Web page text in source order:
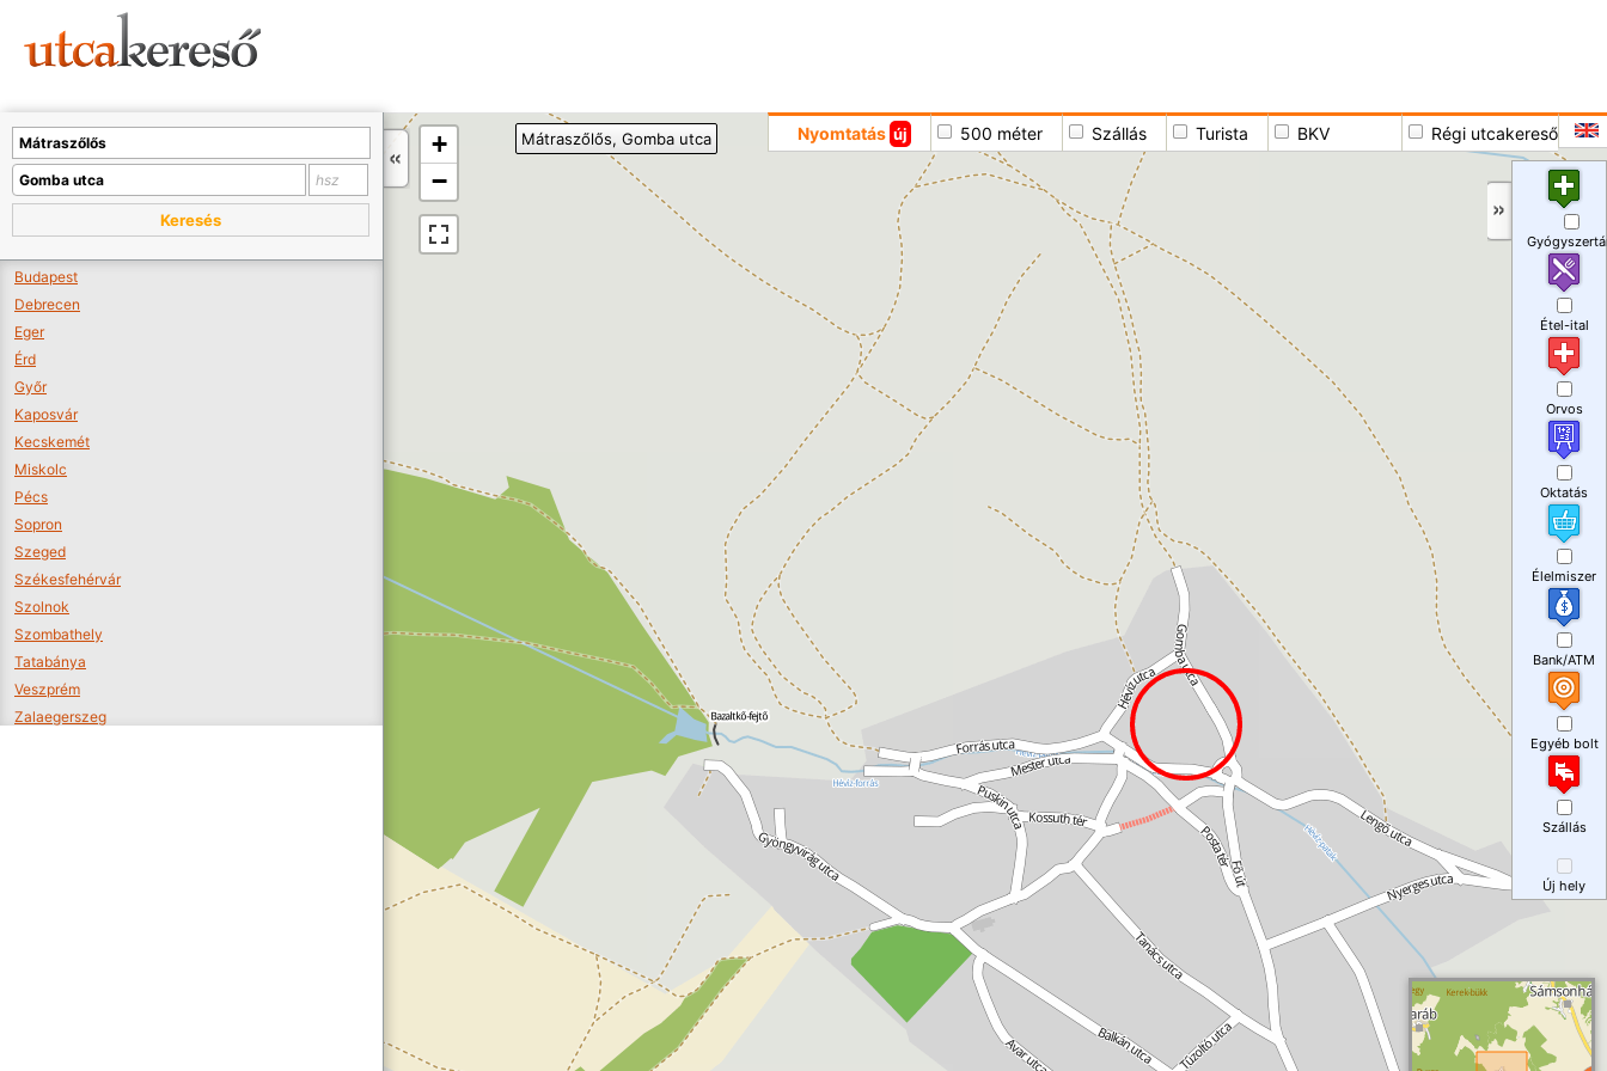
+
−
Nyomtatás új 500 méter Szállás Turista BKV Régi utcakereső
Mátraszőlős, Gomba utca
Keresés
Budapest
Debrecen
Eger
Érd
Győr
Kaposvár
Kecskemét
Miskolc
Pécs
Sopron
Szeged
Székesfehérvár
Szolnok
Szombathely
Tatabánya
Veszprém
Zalaegerszeg
Étel-ital
Orvos
Oktatás
Élelmiszer
Bank/ATM
Egyéb bolt
Szállás
Új hely
A térképet kicsinyíteni kell, hogy látszódjanak a boltok.
Boltok látszódjanak >>